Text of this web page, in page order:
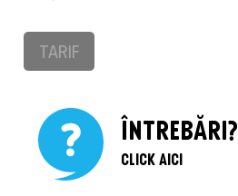
TARIF
ÎNTREBĂRI?
CLICK AICI